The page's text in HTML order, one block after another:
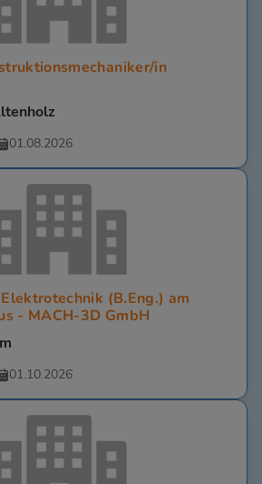
in
01.08.2026
(B.Eng.) am
- MACH-3D GmbH
01.10.2026